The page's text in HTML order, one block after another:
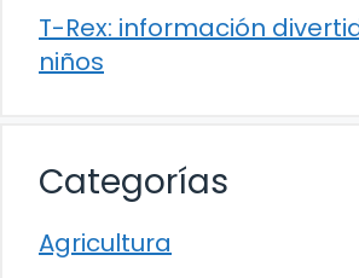
T-Rex: información
niños
Categorías
Agricultura